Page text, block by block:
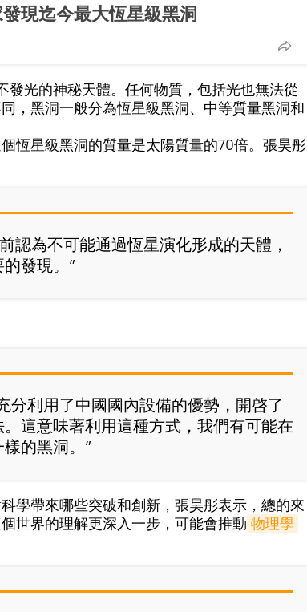
現迄今最大恆星級黑洞
發光的神秘天體。任何物質，包括光也無法從
，黑洞一般分為恆星級黑洞、中等質量黑洞和
恆星級黑洞的質量是太陽質量的70倍。張昊彤
認為不可能通過恆星演化形成的天體，
發現。”
分利用了中國國內設備的優勢，開啓了
這意味著利用這種方式，我們有可能在
的黑洞。”
學帶來哪些突破和創新，張昊彤表示，總的來
世界的理解更深入一步，可能會推動 物理學